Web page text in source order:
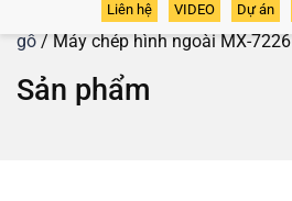
Liên hệ VIDEO Dự án
Sản phẩm /Máy định hình
gỗ/ Máy chép hình ngoài MX-7226
Sản phẩm